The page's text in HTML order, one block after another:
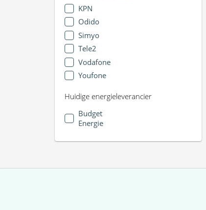
KPN
Odido
Simyo
Tele2
Vodafone
Youfone
Huidige energieleverancier
Budget
Energie